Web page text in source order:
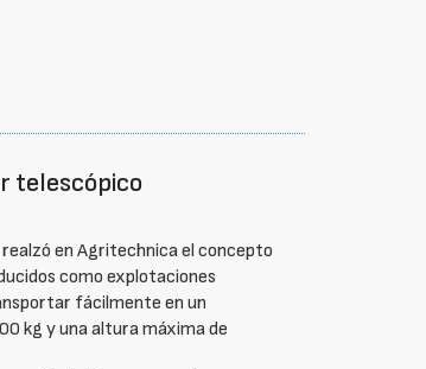
telescópico
en Agritechnica el concepto
como explotaciones
fácilmente en un
kg y una altura máxima de